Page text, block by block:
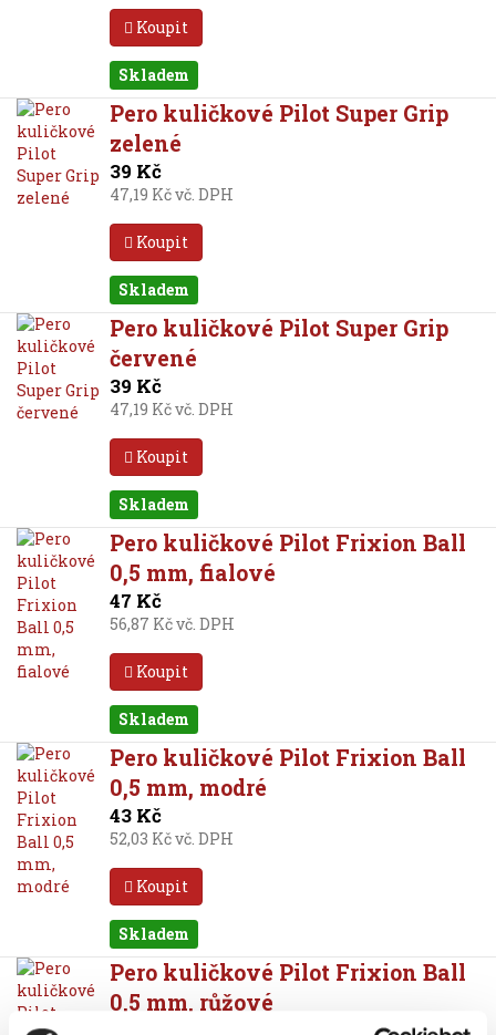
Koupit
Skladem
Pero kuličkové Pilot Super Grip
zelené
39 Kč
47,19 Kč vč. DPH
Koupit
Skladem
Pero kuličkové Pilot Super Grip
červené
39 Kč
47,19 Kč vč. DPH
Koupit
Skladem
Pero kuličkové Pilot Frixion Ball
0,5 mm, fialové
47 Kč
56,87 Kč vč. DPH
Koupit
Skladem
Pero kuličkové Pilot Frixion Ball
0,5 mm, modré
43 Kč
52,03 Kč vč. DPH
Koupit
Skladem
Pero kuličkové Pilot Frixion Ball
0,5 mm, růžové